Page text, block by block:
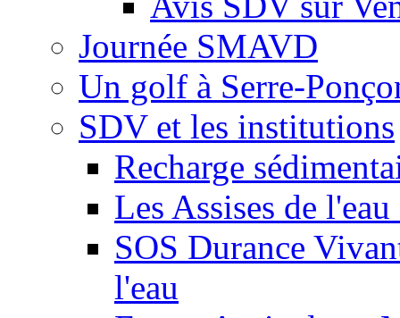
Journée SMAVD
Un golf à Serre-
SDV et les institutions
Recharge
Les Assises de
SOS Durance
l'eau